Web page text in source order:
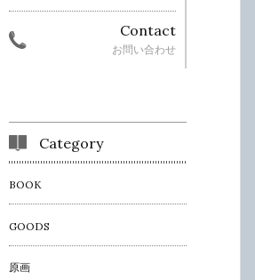
Contact
お問い合わせ
Category
BOOK
GOODS
原画